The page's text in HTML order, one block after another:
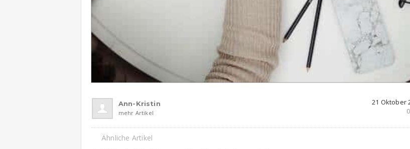
Ann-Kristin
mehr Artikel
21 Oktober
Ähnliche Artikel